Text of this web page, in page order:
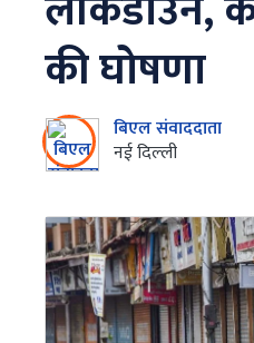
की घोषणा
बिएल संवाददाता
नई दिल्‍ली